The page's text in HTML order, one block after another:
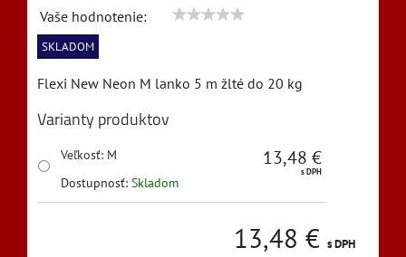
Vaše hodnotenie:
SKLADOM
Flexi New Neon M lanko 5 m žlté do 20 kg
Varianty produktov
Veľkosť: M
Dostupnosť: Skladom
13,48 €
s DPH
13,48 € s DPH